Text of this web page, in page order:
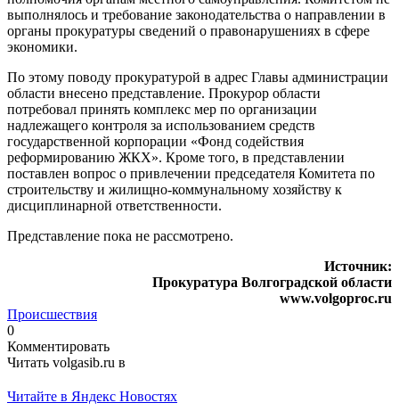
выполнялось и требование законодательства о направлении в
органы прокуратуры сведений о правонарушениях в сфере
экономики.
По этому поводу прокуратурой в адрес Главы администрации
области внесено представление. Прокурор области
потребовал принять комплекс мер по организации
надлежащего контроля за использованием средств
государственной корпорации «Фонд содействия
реформированию ЖКХ». Кроме того, в представлении
поставлен вопрос о привлечении председателя Комитета по
строительству и жилищно-коммунальному хозяйству к
дисциплинарной ответственности.
Представление пока не рассмотрено.
Источник:
Прокуратура Волгоградской области
www.volgoproc.ru
Происшествия
0
Комментировать
Читать volgasib.ru в
Читайте в Яндекс Новостях